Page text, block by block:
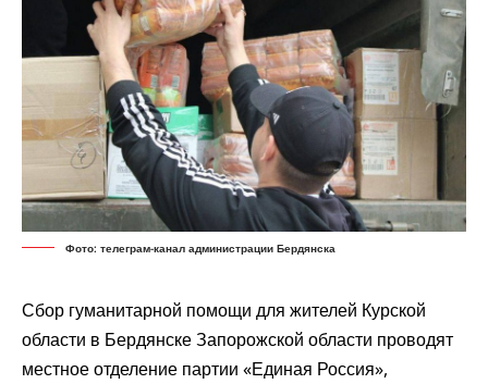
Фото: телеграм-канал администрации Бердянска
Сбор гуманитарной помощи для жителей Курской
области в Бердянске Запорожской области проводят
местное отделение партии «Единая Россия»,